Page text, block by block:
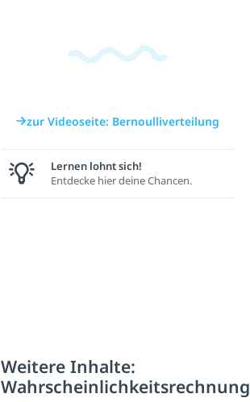
zur Videoseite: Bernoulliverteilung
Lernen lohnt sich!
Entdecke hier deine Chancen.
Weitere Inhalte:
Wahrscheinlichkeitsrechnung